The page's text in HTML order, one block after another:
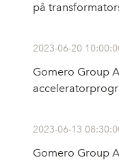
på
2023-06-20
Gomero Group
2023-06-13
Gomero Group